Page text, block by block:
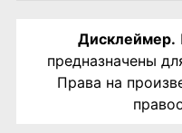
Дисклеймер.
предназначены
Права на